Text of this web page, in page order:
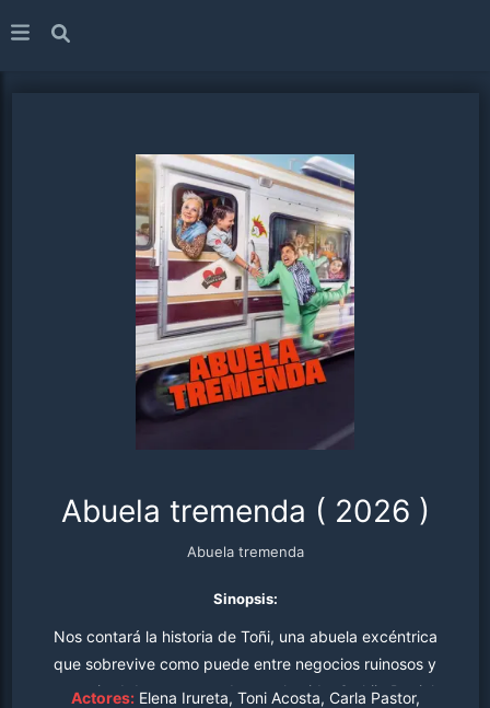
Abuela tremenda ( 2026 )
Abuela tremenda
Sinopsis:
Nos contará la historia de Toñi, una abuela excéntrica
que sobrevive como puede entre negocios ruinosos y
una actitud despreocupada ante la vida. Su hija Daniela,
Actores: Elena Irureta, Toni Acosta, Carla Pastor,